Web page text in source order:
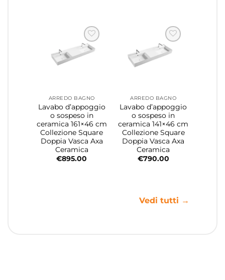
ARREDO BAGNO
Lavabo d’appoggio
o sospeso in
ceramica 161×46 cm
Collezione Square
Doppia Vasca Axa
Ceramica
€895.00
ARREDO BAGNO
Lavabo d’appoggio
o sospeso in
ceramica 141×46 cm
Collezione Square
Doppia Vasca Axa
Ceramica
€790.00
Vedi tutti →